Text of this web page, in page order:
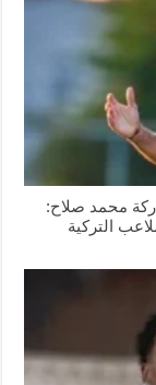
محمد صلاح:
التركية